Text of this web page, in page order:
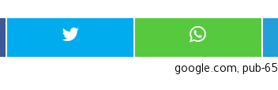
google.com, pub-